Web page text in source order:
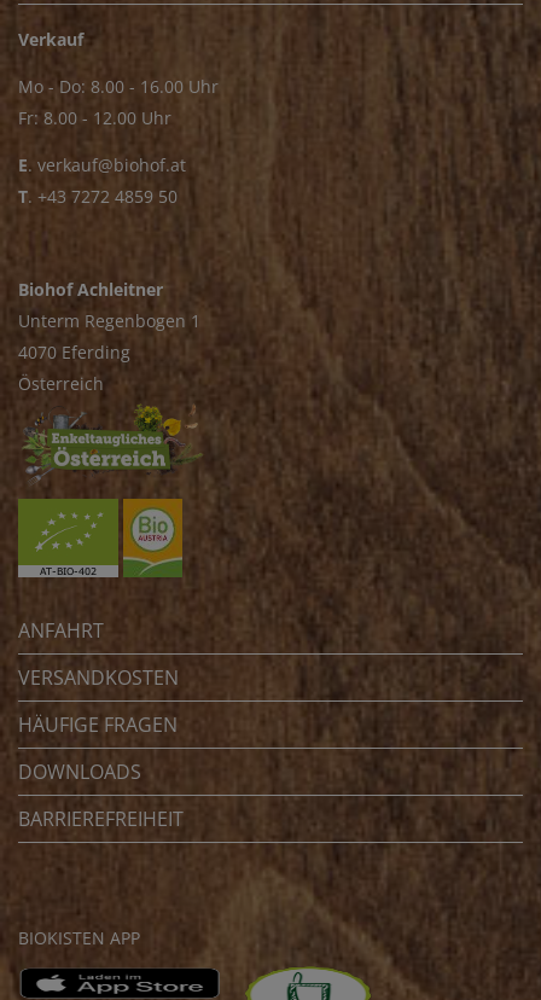
Verkauf
Mo - Do: 8.00 - 16.00 Uhr
Fr: 8.00 - 12.00 Uhr
E. verkauf@biohof.at
T. +43 7272 4859 50
Biohof Achleitner
Unterm Regenbogen 1
4070 Eferding
Österreich
ANFAHRT
VERSANDKOSTEN
HÄUFIGE FRAGEN
DOWNLOADS
BARRIEREFREIHEIT
BIOKISTEN APP